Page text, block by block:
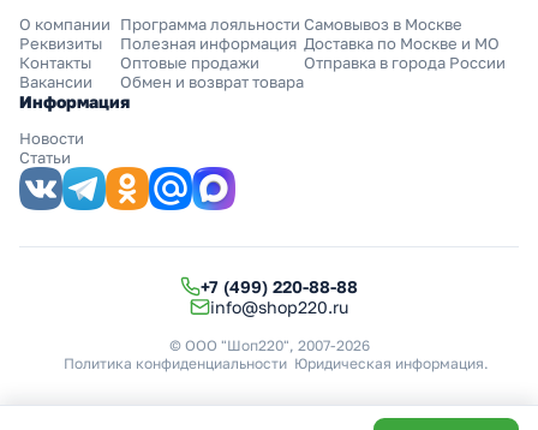
О компании
Реквизиты
Контакты
Вакансии
Программа лояльности
Полезная информация
Оптовые продажи
Обмен и возврат товара
Самовывоз в Москве
Доставка по Москве и МО
Отправка в города России
Информация
Новости
Статьи
+7 (499) 220-88-88
info@shop220.ru
© ООО "Шоп220", 2007-2026
Политика конфиденциальности Юридическая информация.